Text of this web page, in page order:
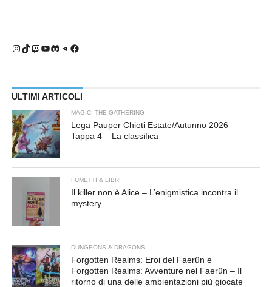
Instagram
TikTok
Twitch
YouTube
Discord
Telegram
Facebook
ULTIMI ARTICOLI
MAGIC: THE GATHERING
Lega Pauper Chieti Estate/Autunno 2026 –
Tappa 4 – La classifica
FUMETTI & LIBRI
Il killer non è Alice – L’enigmistica incontra il
mystery
DUNGEONS & DRAGONS
Forgotten Realms: Eroi del Faerûn e
Forgotten Realms: Avventure nel Faerûn – Il
ritorno di una delle ambientazioni più giocate